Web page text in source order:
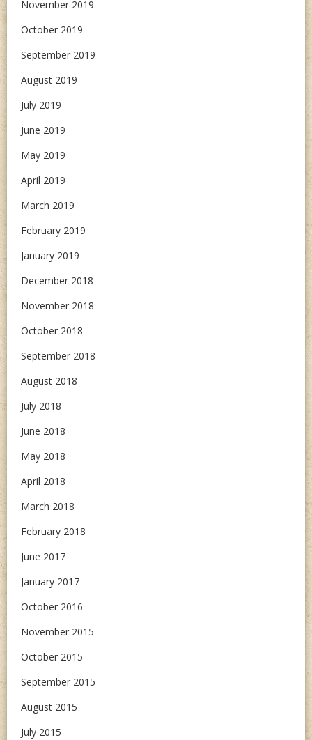
November 2019
October 2019
September 2019
August 2019
July 2019
June 2019
May 2019
April 2019
March 2019
February 2019
January 2019
December 2018
November 2018
October 2018
September 2018
August 2018
July 2018
June 2018
May 2018
April 2018
March 2018
February 2018
June 2017
January 2017
October 2016
November 2015
October 2015
September 2015
August 2015
July 2015